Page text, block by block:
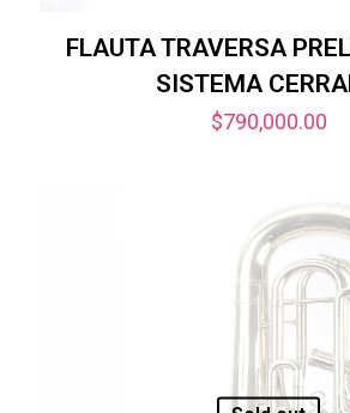
FLAUTA TRAVERSA
SISTEMA
$790,000.00